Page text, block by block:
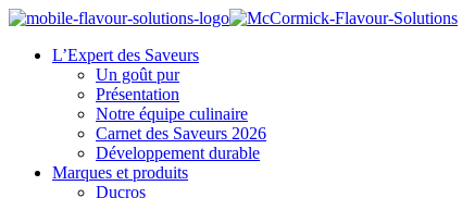
L’Expert des Saveurs
Un goût pur
Présentation
Notre équipe culinaire
Carnet des Saveurs 2026
Développement durable
Marques et produits
Ducros